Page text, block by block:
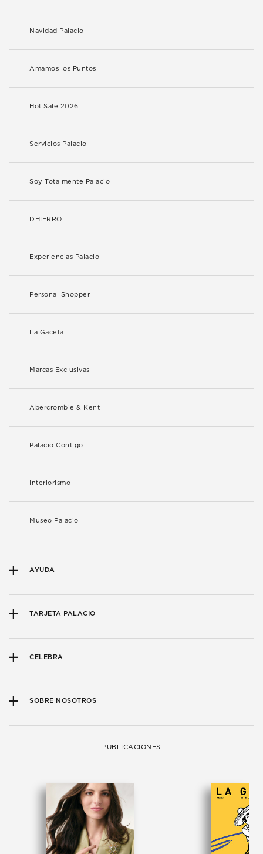
Navidad Palacio
Amamos los Puntos
Hot Sale 2026
Servicios Palacio
Soy Totalmente Palacio
DHIERRO
Experiencias Palacio
Personal Shopper
La Gaceta
Marcas Exclusivas
Abercrombie & Kent
Palacio Contigo
Interiorismo
Museo Palacio
AYUDA
TARJETA PALACIO
CELEBRA
SOBRE NOSOTROS
PUBLICACIONES